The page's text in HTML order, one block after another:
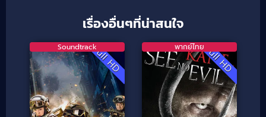
เรื่องอื่นๆที่น่าสนใจ
Full HD
Soundtrack Full HD
พากย์ไทย